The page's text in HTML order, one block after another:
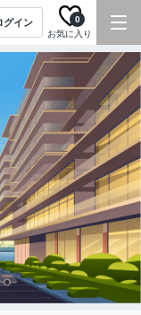
グイン
お気に入り
0